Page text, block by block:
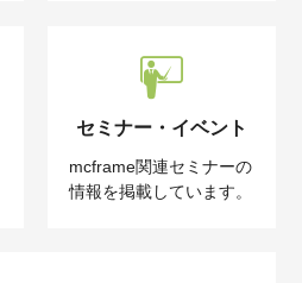
セミナー・イベント
mcframe関連セミナーの
情報を掲載しています。